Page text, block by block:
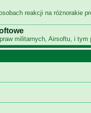
reakcji na różnorakie
militarnych, Airsoftu, i tym